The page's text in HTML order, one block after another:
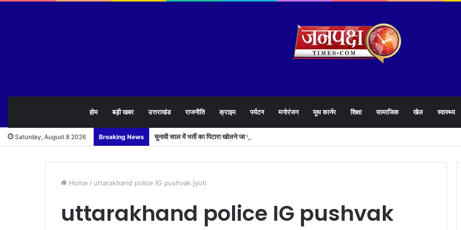
होम बड़ी खबर उत्तराखंड राजनीति क्राइम पर्यटन मनोरंजन यूथ कार्नर शिक्षा सामाजिक खेल स्वास्थ्य
Saturday, August 8 2026 Breaking News चुनावी साल में भर्ती का पिटारा खोलने जा रही है धामी सरकार,युवाओं को मिलेगी 34 हजार रिकॉर्ड भर्तियों की सौगात
Home / uttarakhand police IG pushvak jyoti
uttarakhand police IG pushvak